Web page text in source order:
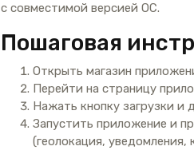
с совместимой версией ОС.
Пошаговая
Открыть магазин
Перейти на страницу
Нажать кнопку загрузки и
Запустить приложение и
(геолокация, уведомления,